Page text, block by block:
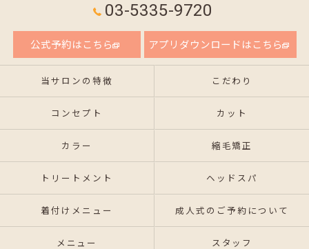
03-5335-9720
公式予約はこちら アプリダウンロードはこちら
当サロンの特徴 こだわり
コンセプト カット
カラー 縮毛矯正
トリートメント ヘッドスパ
着付けメニュー 成人式のご予約について
メニュー スタッフ